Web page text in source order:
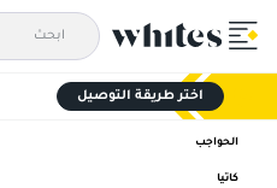
اختر طريقة التوصيل
الحواجب
كاتيا